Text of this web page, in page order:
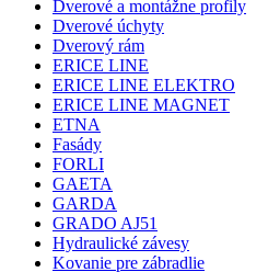
Dverové a montážne profily
Dverové úchyty
Dverový rám
ERICE LINE
ERICE LINE ELEKTRO
ERICE LINE MAGNET
ETNA
Fasády
FORLI
GAETA
GARDA
GRADO AJ51
Hydraulické závesy
Kovanie pre zábradlie